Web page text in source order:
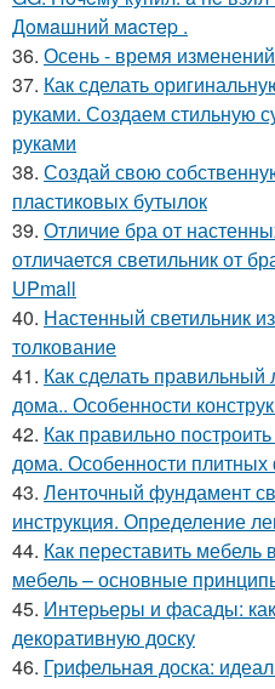
Дoмaшний мacтep .
36. Осень - время
37. Как сделать
руками. Создаем стильную
руками
38. Создай свою
пластиковых бутылок
39. Отличие бра от
отличается светильник от
UPmall
40. Настенный светильник
толкование
41. Как сделать
дома.. Особенности
42. Как правильно
дома. Особенности
43. Ленточный фундамент
инструкция. Определение
44. Как переставить мебель
мебель – основные
45. Интерьеры и фасады:
декоративную доску
46. Грифельная доска: